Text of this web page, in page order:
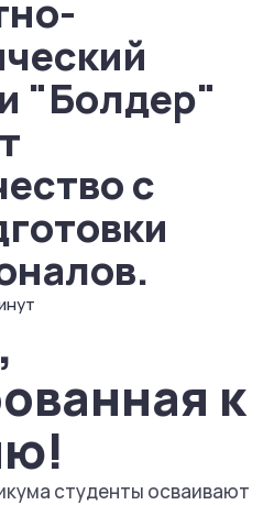
"Болдер"
с
к
студенты осваивают